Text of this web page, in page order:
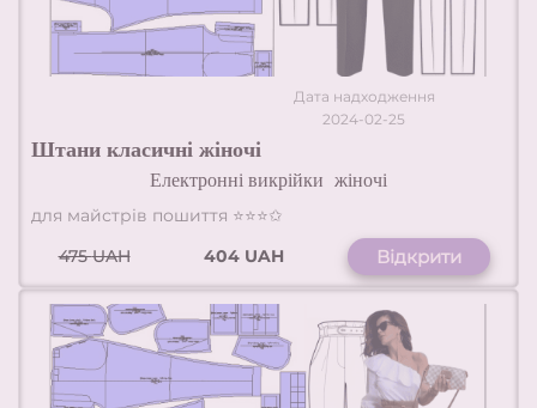
Дата надходження
2024-02-25
Штани класичні жіночі
Електронні викрійки жіночі
для майстрів пошиття ⭐⭐⭐✩
475UAH 404 UAH Відкрити